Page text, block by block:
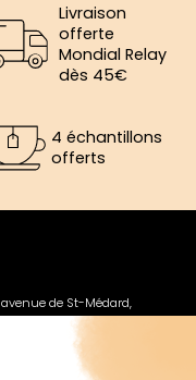
Livraison
offerte
Mondial Relay
dès 45€
4 échantillons
offerts
avenue de St-Médard,
lundi au vendredi de 12h à 19h
recevez